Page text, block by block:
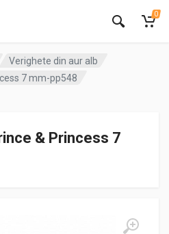
0
Verighete din aur alb
7 mm-pp548
& Princess 7